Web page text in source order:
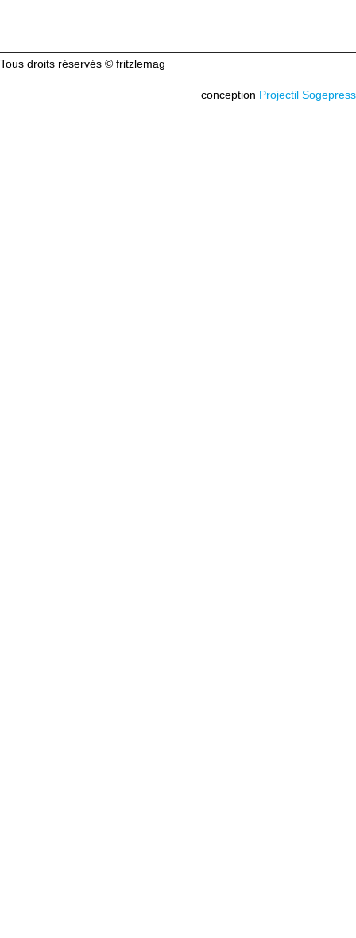
Tous droits réservés © fritzlemag
conception Projectil Sogepress